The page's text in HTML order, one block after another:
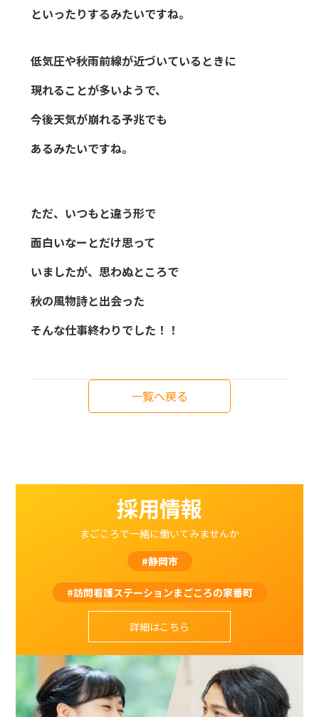
といったりするみたいですね。
低気圧や秋雨前線が近づいているときに
現れることが多いようで、
今後天気が崩れる予兆でも
あるみたいですね。
ただ、いつもと違う形で
面白いなーとだけ思って
いましたが、思わぬところで
秋の風物詩と出会った
そんな仕事終わりでした！！
一覧へ戻る
採用情報
まごころで一緒に働いてみませんか
#静岡市
#訪問看護ステーションまごころの家番町
詳細はこちら